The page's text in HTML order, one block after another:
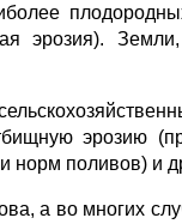
эрозия). Земли,
эрозию
норм поливов) и
а во многих